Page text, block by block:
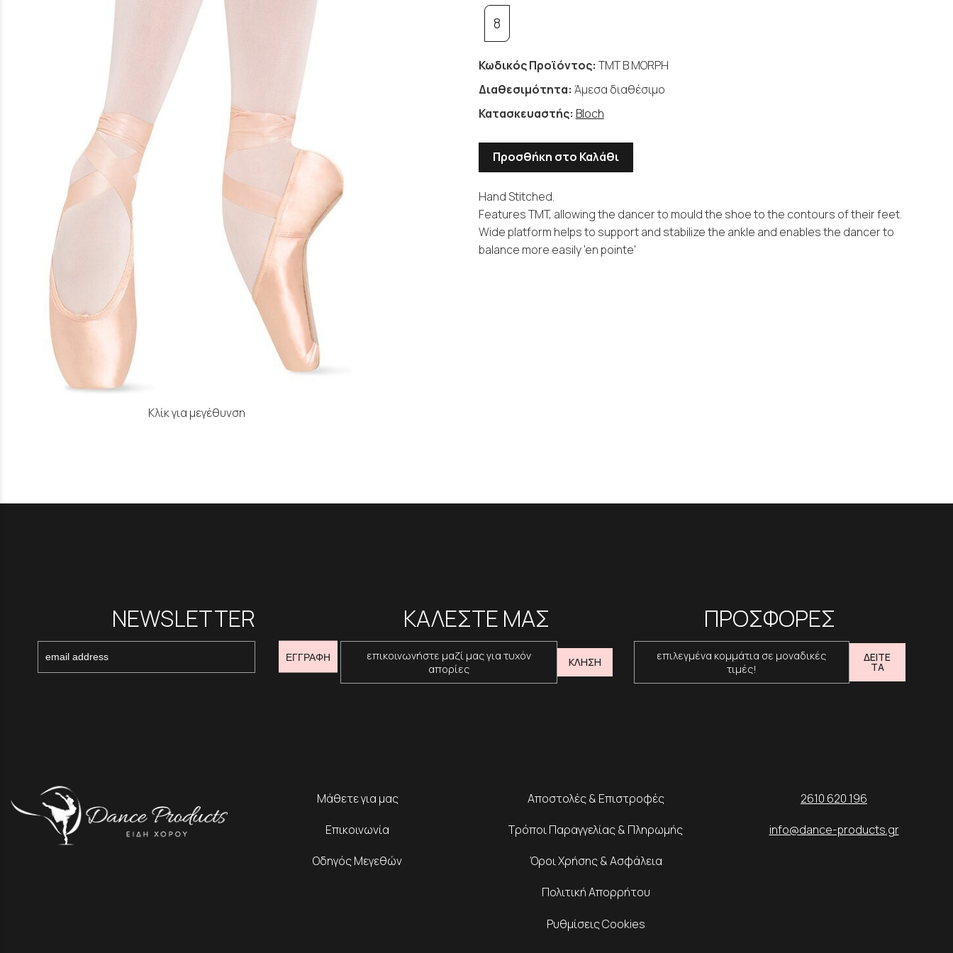
Κλίκ για μεγέθυνση
8
Κωδικός Προϊόντος: TMT B MORPH
Διαθεσιμότητα: Άμεσα διαθέσιμο
Κατασκευαστής: Bloch
Προσθήκη στο Καλάθι
Hand Stitched.
Features TMT, allowing the dancer to mould the shoe to the contours of their feet.
Wide platform helps to support and stabilize the ankle and enables the dancer to
balance more easily 'en pointe'
NEWSLETTER
ΕΓΓΡΑΦΗ
ΚΑΛΕΣΤΕ ΜΑΣ
επικοινωνήστε μαζί μας για τυχόν
απορίες
ΚΛΗΣΗ
ΠΡΟΣΦΟΡΕΣ
επιλεγμένα κομμάτια σε μοναδικές
τιμές!
ΔΕΙΤΕ
ΤΑ
Μάθετε για μας
Επικοινωνία
Οδηγός Μεγεθών
Αποστολές & Επιστροφές
Τρόποι Παραγγελίας & Πληρωμής
Όροι Χρήσης & Ασφάλεια
Πολιτική Απορρήτου
Ρυθμίσεις Cookies
2610 620 196
info@dance-products.gr